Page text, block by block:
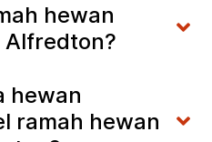
hewan
Alfredton?
hewan
ramah hewan